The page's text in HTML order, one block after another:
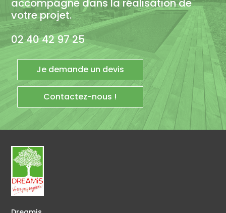
accompagne dans la réalisation de
votre projet.
02 40 42 97 25
Je demande un devis
Contactez-nous !